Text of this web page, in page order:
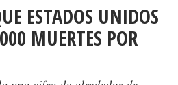
ESTADOS UNIDOS
MUERTES POR